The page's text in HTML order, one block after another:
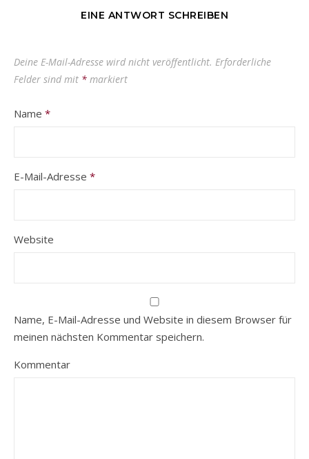
EINE ANTWORT SCHREIBEN
Deine E-Mail-Adresse wird nicht veröffentlicht. Erforderliche
Felder sind mit * markiert
Name *
E-Mail-Adresse *
Website
Name, E-Mail-Adresse und Website in diesem Browser für
meinen nächsten Kommentar speichern.
Kommentar